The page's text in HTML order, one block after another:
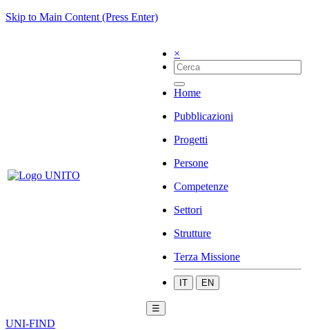
Skip to Main Content (Press Enter)
×
Home
Pubblicazioni
Progetti
Persone
Competenze
Settori
Strutture
Terza Missione
IT EN
☰
UNI-FIND